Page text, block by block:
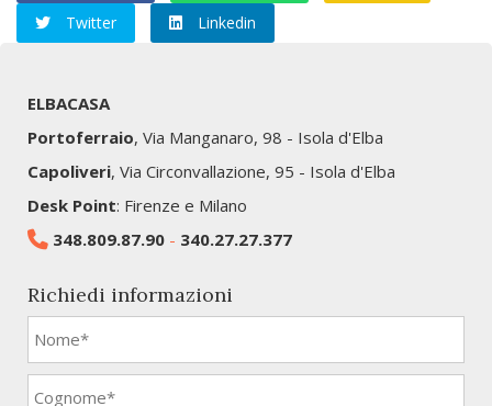
Twitter
Linkedin
ELBACASA
Portoferraio, Via Manganaro, 98 - Isola d'Elba
Capoliveri, Via Circonvallazione, 95 - Isola d'Elba
Desk Point: Firenze e Milano
348.809.87.90 - 340.27.27.377
Richiedi informazioni